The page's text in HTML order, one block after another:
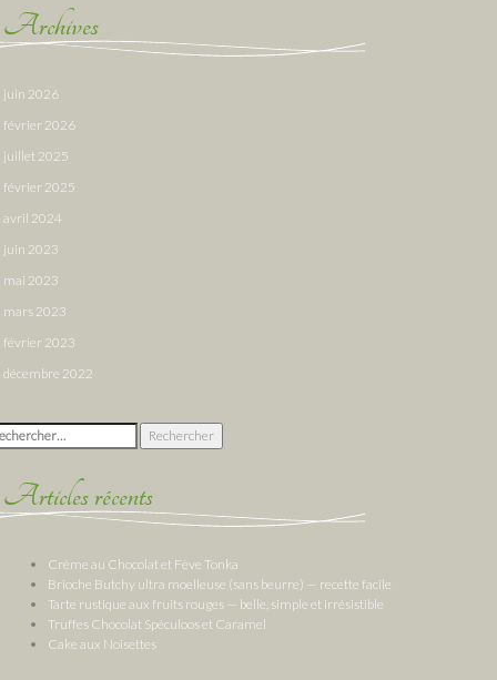
Archives
juin 2026
février 2026
juillet 2025
février 2025
avril 2024
juin 2023
mai 2023
mars 2023
février 2023
décembre 2022
:
Articles récents
Crème au Chocolat et Fève Tonka
Brioche Butchy ultra moelleuse (sans beurre) — recette facile
Tarte rustique aux fruits rouges — belle, simple et irrésistible
Truffes Chocolat Spéculoos et Caramel
Cake aux Noisettes